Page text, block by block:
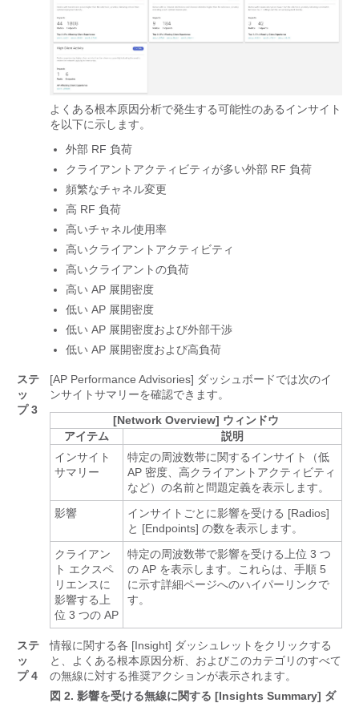
よくある根本原因分析で発生する可能性のあるインサイト
を以下に示します。
外部 RF 負荷
クライアントアクティビティが多い外部 RF 負荷
頻繁なチャネル変更
高 RF 負荷
高いチャネル使用率
高いクライアントアクティビティ
高いクライアントの負荷
高い AP 展開密度
低い AP 展開密度
低い AP 展開密度および外部干渉
低い AP 展開密度および高負荷
ステ
ッ
プ 3
[AP Performance Advisories] ダッシュボードでは次のイ
ンサイトサマリーを確認できます。
[Network Overview] ウィンドウ
アイテム
説明
インサイト
サマリー
特定の周波数帯に関するインサイト（低
AP 密度、高クライアントアクティビティ
など）の名前と問題定義を表示します。
影響
インサイトごとに影響を受ける [Radios]
と [Endpoints] の数を表示します。
クライアン
ト エクスペ
リエンスに
影響する上
位 3 つの AP
特定の周波数帯で影響を受ける上位 3 つ
の AP を表示します。これらは、手順 5
に示す詳細ページへのハイパーリンクで
す。
ステ
ッ
プ 4
情報に関する各 [Insight] ダッシュレットをクリックする
と、よくある根本原因分析、およびこのカテゴリのすべて
の無線に対する推奨アクションが表示されます。
図 2. 影響を受ける無線に関する [Insights Summary] ダ